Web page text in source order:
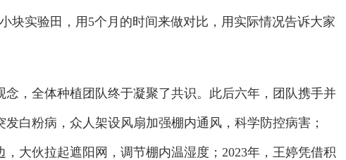
块实验田，用5个月的时间来做对比，用实际情况告诉大家
，全体种植团队终于凝聚了共识。此后六年，团队携手并
白粉病，众人架设风扇加强棚内通风，科学防控病害；
大伙拉起遮阳网，调节棚内温湿度；2023年，王婷凭借积